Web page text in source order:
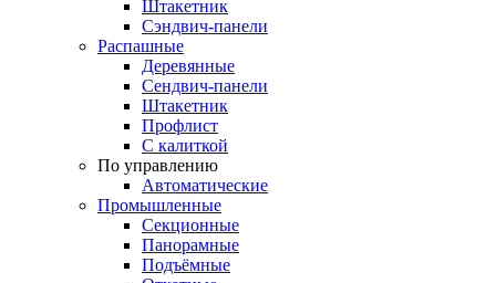
Штакетник
Сэндвич-панели
Распашные
Деревянные
Сендвич-панели
Штакетник
Профлист
С калиткой
По управлению
Автоматические
Промышленные
Секционные
Панорамные
Подъёмные